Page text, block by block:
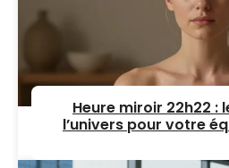
Heure miroir 22h22 :
l’univers pour votre